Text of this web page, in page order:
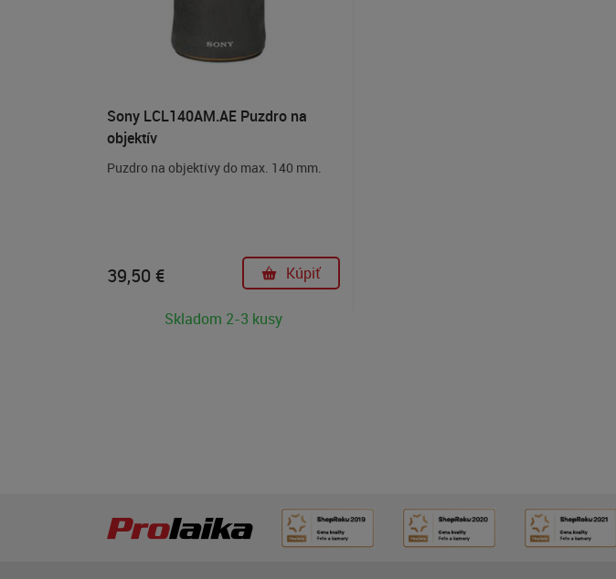
Sony LCL140AM.AE Puzdro na
objektív
Puzdro na objektívy do max. 140 mm.
39,50 € Kúpiť
Skladom 2-3 kusy